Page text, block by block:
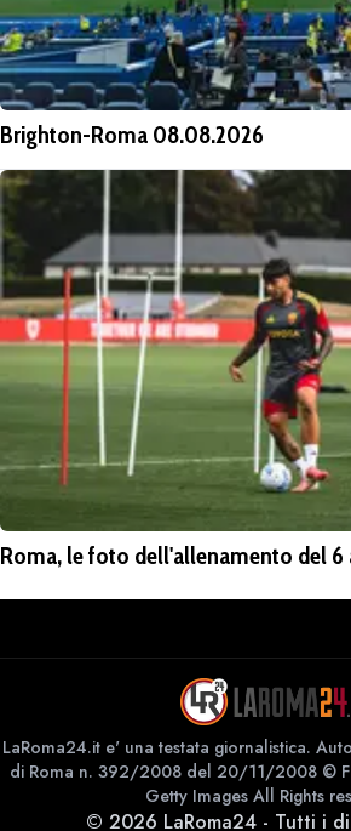
Brighton-Roma 08.08.2026
Roma, le foto dell'allenamento del 6
LaRoma24.it e' una testata giornalistica.
di Roma n. 392/2008 del 20/11/2008 ©
Getty Images All Rights
© 2026 LaRoma24- Tutti i